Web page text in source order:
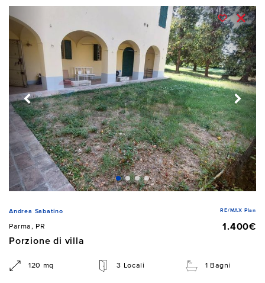
Andrea Sabatino RE/MAX Plan
Parma, PR
1.400€
Porzione di villa
120 mq 3 Locali 1 Bagni